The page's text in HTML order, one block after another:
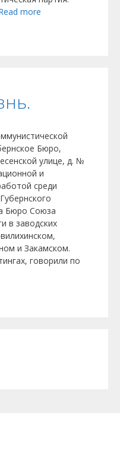
more
Бюро,
улице, д. №
и
среди
Бюро Союза
в заводских
и Закамском.
говорили по